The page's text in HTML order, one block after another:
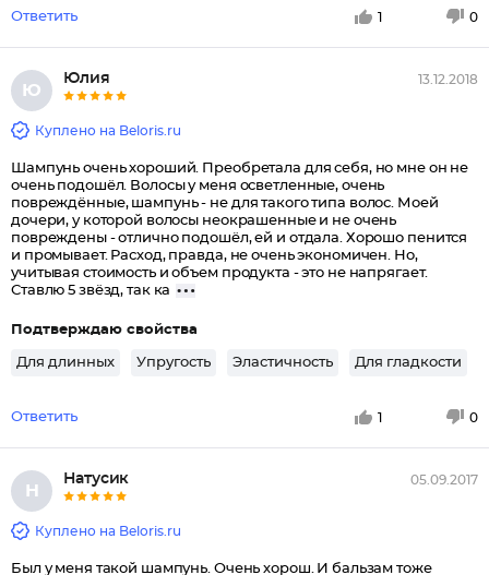
Ответить 1 0
Ю
Юлия 13.12.2018
Куплено на Beloris.ru
Шампунь очень хороший. Преобретала для себя, но мне он не
очень подошёл. Волосы у меня осветленные, очень
повреждённые, шампунь - не для такого типа волос. Моей
дочери, у которой волосы неокрашенные и не очень
повреждены - отлично подошёл, ей и отдала. Хорошо пенится
и промывает. Расход, правда, не очень экономичен. Но,
учитывая стоимость и объем продукта - это не напрягает.
Ставлю 5 звёзд, так ка
Подтверждаю свойства
Для длинных Упругость Эластичность Для гладкости
Ответить 1 0
Н
Натусик 05.09.2017
Куплено на Beloris.ru
Был у меня такой шампунь. Очень хорош. И бальзам тоже